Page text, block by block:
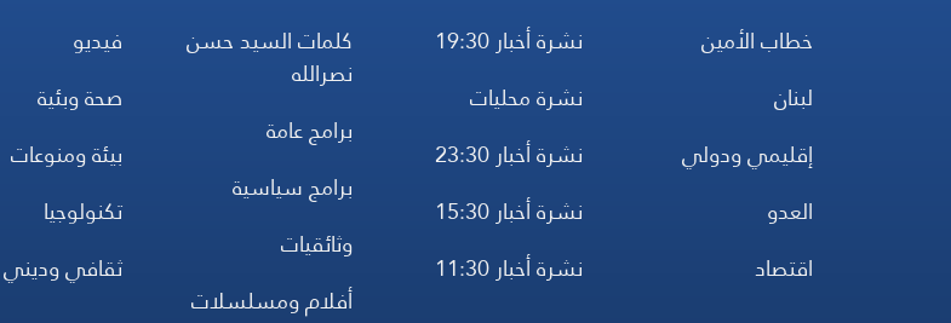
خطاب الأمين
لبنان
إقليمي ودولي
العدو
اقتصاد
نشرة أخبار 19:30
نشرة محليات
نشرة أخبار 23:30
نشرة أخبار 15:30
نشرة أخبار 11:30
كلمات السيد حسن
نصرالله
برامج عامة
برامج سياسية
وثائقيات
أفلام ومسلسلات
فيديو
صحة وبئية
بيئة ومنوعات
تكنولوجيا
ثقافي وديني